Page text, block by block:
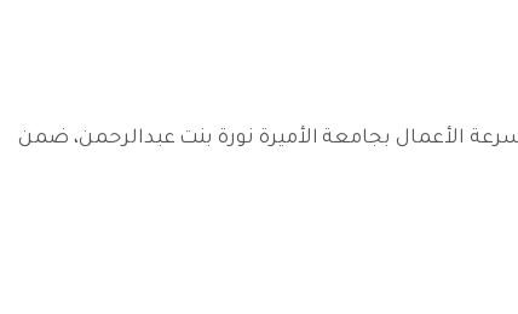
والمتوسطة "منشآت" بتخريج 20 شركة ناشئة من مسرعة الأعمال بجامعة الأميرة نورة بنت عبدالرحمن، ضمن